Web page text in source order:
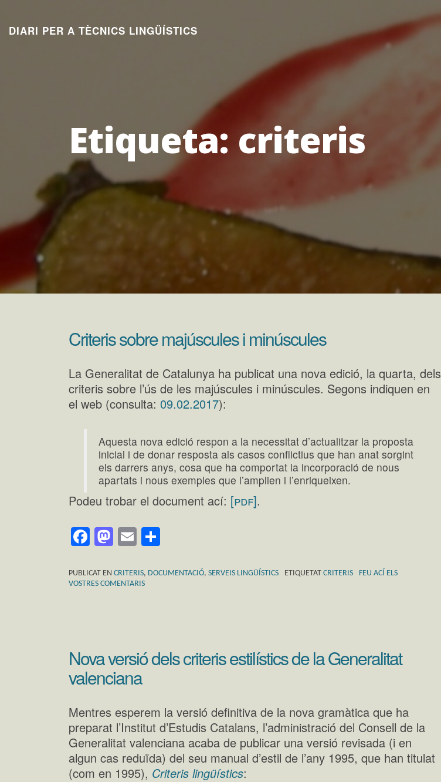
contingut
DIARI PER A TÈCNICS LINGÜÍSTICS
Etiqueta: criteris
Criteris sobre majúscules i minúscules
La Generalitat de Catalunya ha publicat una nova edició, la quarta, dels
criteris sobre l’ús de les majúscules i minúscules. Segons indiquen en
el web (consulta: 09.02.2017):
Aquesta nova edició respon a la necessitat d’actualitzar la proposta
inicial i de donar resposta als casos conflictius que han anat sorgint
els darrers anys, cosa que ha comportat la incorporació de nous
apartats i nous exemples que l’amplien i l’enriqueixen.
Podeu trobar el document ací: [pdf].
Facebook
Mastodon
Email
PUBLICAT EN CRITERIS, DOCUMENTACIÓ, SERVEIS LINGÜÍSTICS ETIQUETAT CRITERIS
FEU ACÍ ELS
VOSTRES COMENTARIS
Nova versió dels criteris estilístics de la Generalitat
valenciana
Mentres esperem la versió definitiva de la nova gramàtica que ha
preparat l’Institut d’Estudis Catalans, l’administració del Consell de la
Generalitat valenciana acaba de publicar una versió revisada (i en
algun cas reduïda) del seu manual d’estil de l’any 1995, que han titulat
(com en 1995), Criteris lingüístics: